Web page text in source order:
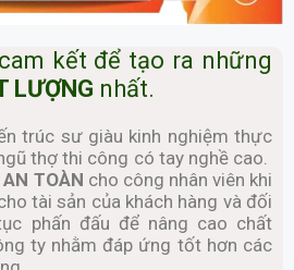
kết để tạo ra những
LƯỢNG nhất.
trúc sư giàu kinh nghiệm thực
thợ thi công có tay nghề cao.
AN TOÀN cho công nhân viên khi
tài sản của khách hàng và đối
phấn đấu để nâng cao chất
ty nhằm đáp ứng tốt hơn các